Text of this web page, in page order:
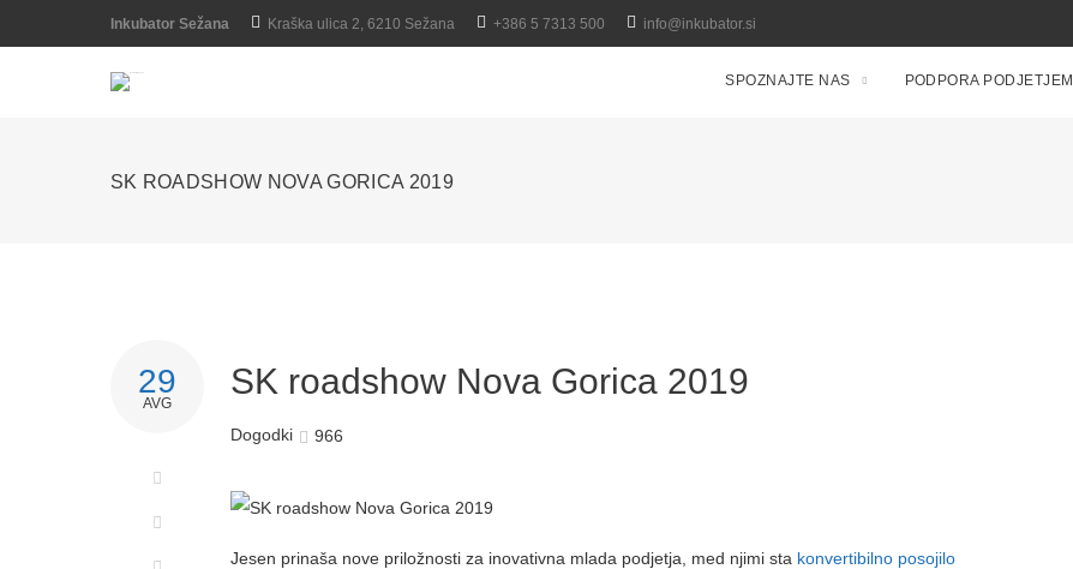
Inkubator Sežana Kraška ulica 2, 6210 Sežana +386 5 7313 500 info@inkubator.si
SPOZNAJTE NAS PODPORA PODJETJEM
SK ROADSHOW NOVA GORICA 2019
29
AVG
SK roadshow Nova Gorica 2019
Dogodki 966
Jesen prinaša nove priložnosti za inovativna mlada podjetja, med njimi sta konvertibilno posojilo